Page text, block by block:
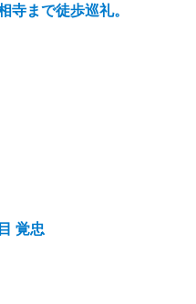
寺まで徒歩巡礼。
覚忠